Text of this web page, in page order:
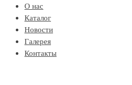
О нас
Каталог
Новости
Галерея
Контакты